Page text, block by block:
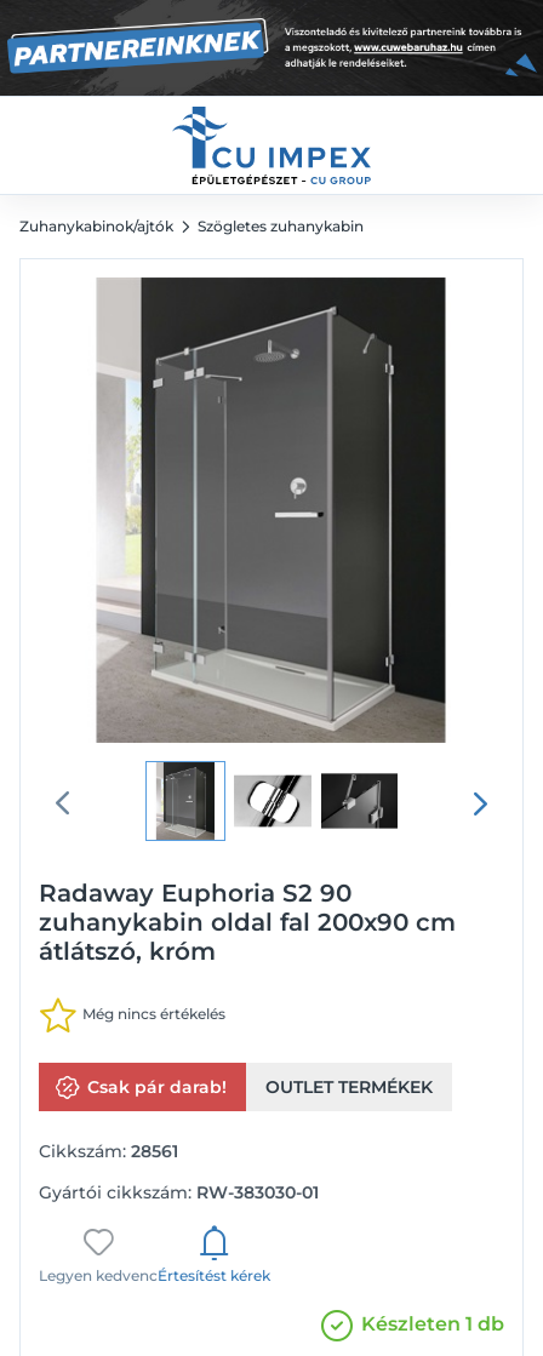
Zuhanykabinok/ajtók Szögletes zuhanykabin
Radaway Euphoria S2 90
zuhanykabin oldal fal 200x90 cm
átlátszó, króm
Még nincs értékelés
Csak pár darab! OUTLET TERMÉKEK
Cikkszám: 28561
Gyártói cikkszám: RW-383030-01
Legyen kedvencÉrtesítést kérek
Készleten 1 db
121 516 Ft
168 772 Ft